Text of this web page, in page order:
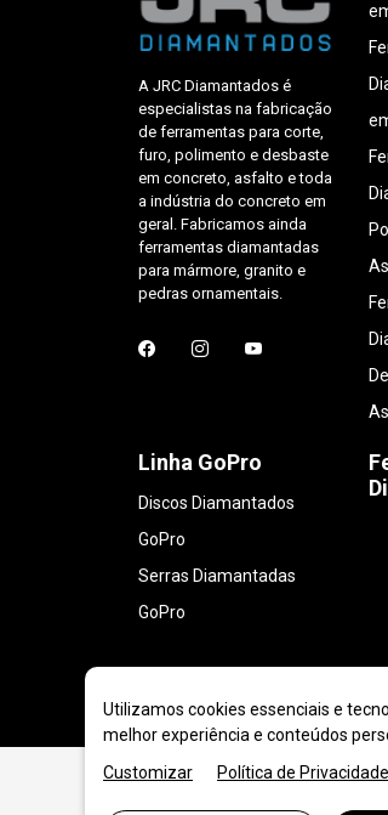
A JRC Diamantados é
especialistas na fabricação
de ferramentas para corte,
furo, polimento e desbaste
em concreto, asfalto e toda
a indústria do concreto em
geral. Fabricamos ainda
ferramentas diamantadas
para mármore, granito e
pedras ornamentais.
Linha GoPro
Discos Diamantados
GoPro
Serras Diamantadas
GoPro
Utilizamos cookies essenciais e
melhor experiência e conteúdos
Customizar
Política de Privacidade